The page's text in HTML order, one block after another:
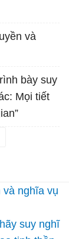
và
bày suy
Mọi tiết
và nghĩa vụ
suy nghĩ